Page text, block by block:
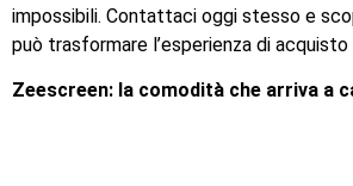
impossibili. Contattaci oggi stesso e
può trasformare l’esperienza di acquisto
Zeescreen: la comodità che arriva a